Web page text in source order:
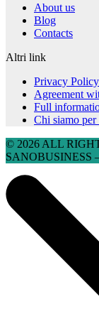
About us
Blog
Contacts
Altri link
Privacy Policy
Agreement
Full
Chi siamo
© 2026 ALL
SANOBUSINESS